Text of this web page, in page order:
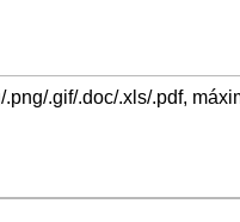
.gif/.doc/.xls/.pdf,